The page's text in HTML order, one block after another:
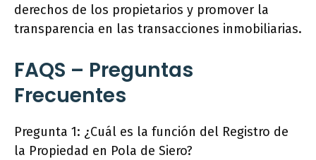
derechos de los propietarios y promover la
transparencia en las transacciones inmobiliarias.
FAQS – Preguntas
Frecuentes
Pregunta 1: ¿Cuál es la función del Registro de
la Propiedad en Pola de Siero?